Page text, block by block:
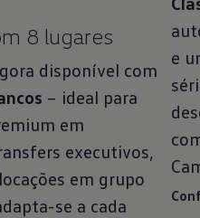
8 lugares
disponível com
– ideal para
em
executivos,
em grupo
se a cada
e